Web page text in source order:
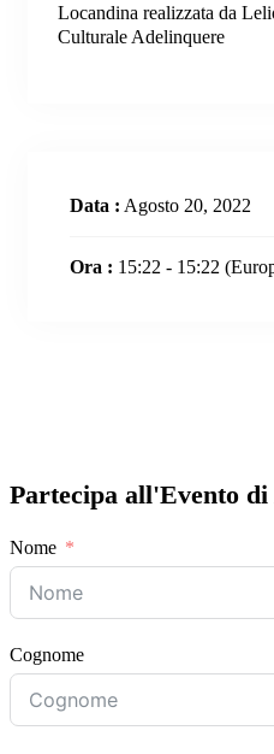
Locandina realizzata da
Culturale Adelinquere
Data : Agosto 20, 2022
Ora : 15:22 - 15:22
Partecipa all'Evento
Nome
Cognome